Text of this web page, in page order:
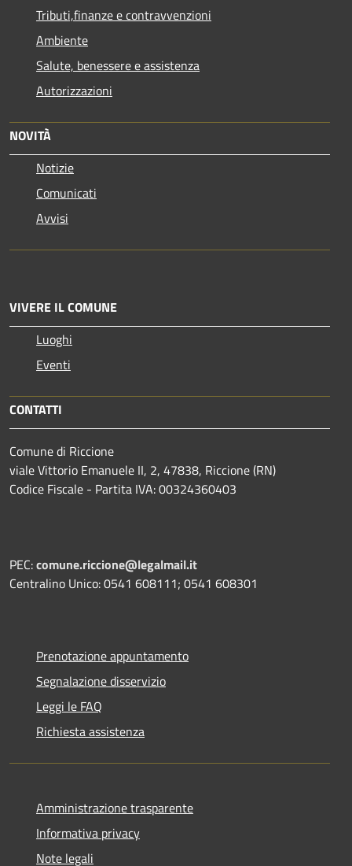
Tributi,finanze e contravvenzioni
Ambiente
Salute, benessere e assistenza
Autorizzazioni
NOVITÀ
Notizie
Comunicati
Avvisi
VIVERE IL COMUNE
Luoghi
Eventi
CONTATTI
Comune di Riccione
viale Vittorio Emanuele II, 2, 47838, Riccione (RN)
Codice Fiscale - Partita IVA: 00324360403
PEC:comune.riccione@legalmail.it
Centralino Unico: 0541 608111; 0541 608301
Prenotazione appuntamento
Segnalazione disservizio
Leggi le FAQ
Richiesta assistenza
Amministrazione trasparente
Informativa privacy
Note legali